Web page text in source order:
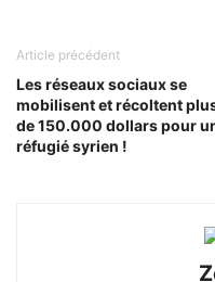
Article précédent
Les réseaux sociaux se
mobilisent et récoltent
de 150.000 dollars pour
réfugié syrien !